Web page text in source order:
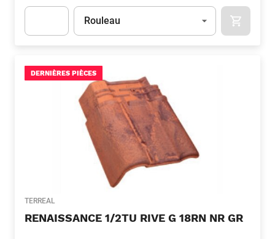
Unité
Rouleau
DERNIÈRES PIÈCES
TERREAL
RENAISSANCE 1/2TU RIVE G 18RN NR GR